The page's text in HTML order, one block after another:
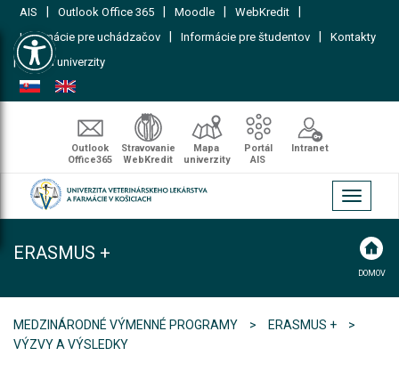
Open toolbar
AIS Outlook Office 365 Moodle WebKredit
Informácie pre uchádzačov Informácie pre študentov Kontakty
| Mapa univerzity
Outlook
Office365
Stravovanie
WebKredit
Mapa
univerzity
Portál
AIS
Intranet
Toggle
ERASMUS +
DOMOV
MEDZINÁRODNÉ VÝMENNÉ PROGRAMY
ERASMUS +
VÝZVY A VÝSLEDKY